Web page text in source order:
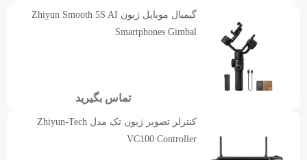
گیمبال موبایل ژیون Zhiyun Smooth 5S AI
Smartphones Gimbal
تماس بگیرید
کنترلر تصویر ژیون تک مدل Zhiyun-Tech
VC100 Controller